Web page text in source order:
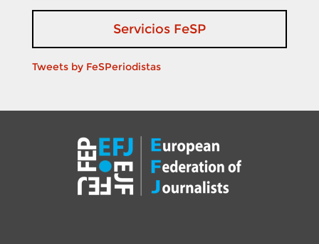
Servicios FeSP
Tweets by FeSPeriodistas